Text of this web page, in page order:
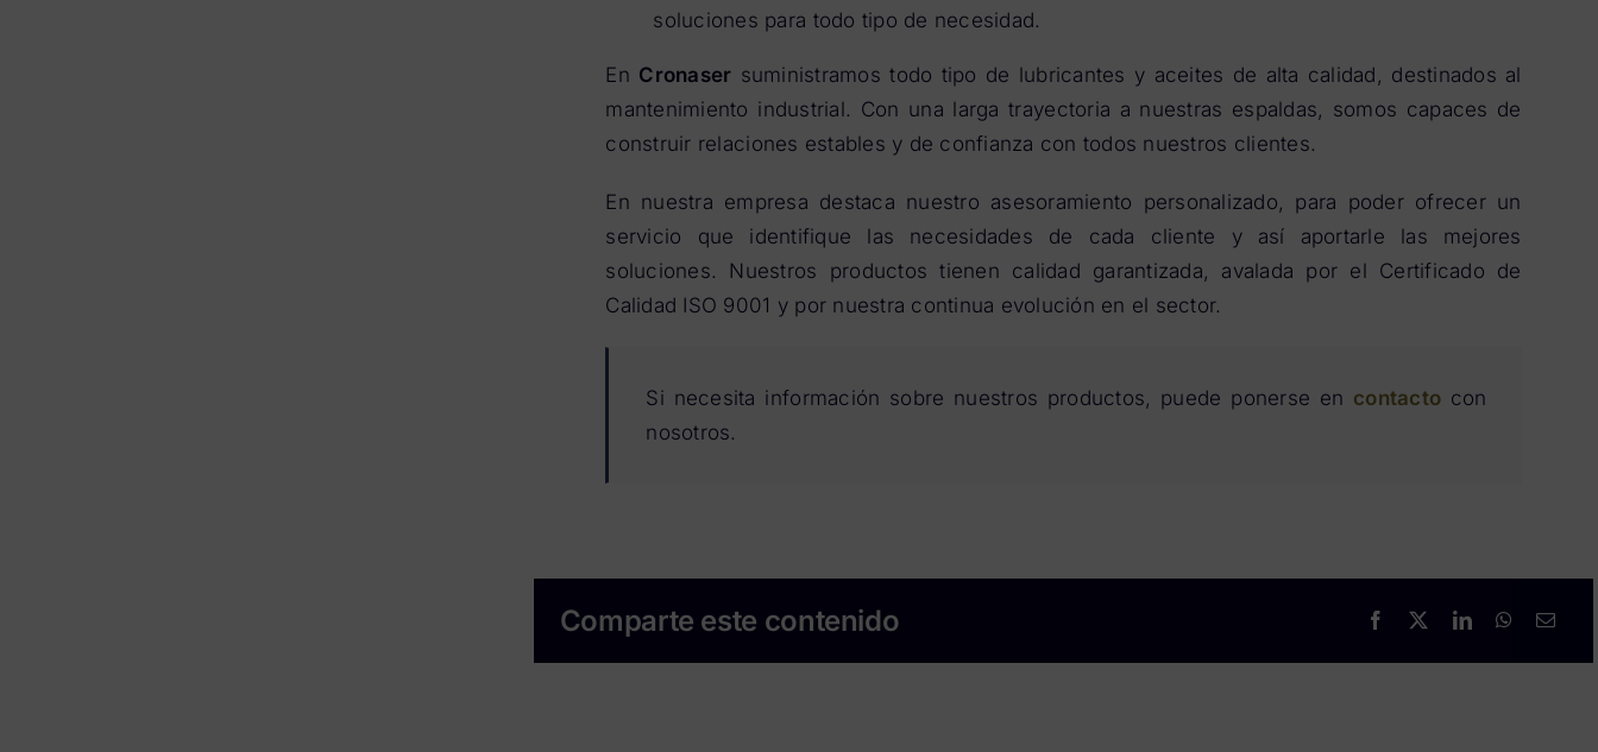
soluciones para todo tipo de necesidad.
En Cronaser suministramos todo tipo de lubricantes y aceites de alta calidad, destinados al
mantenimiento industrial. Con una larga trayectoria a nuestras espaldas, somos capaces de
construir relaciones estables y de confianza con todos nuestros clientes.
En nuestra empresa destaca nuestro asesoramiento personalizado, para poder ofrecer un
servicio que identifique las necesidades de cada cliente y así aportarle las mejores
soluciones. Nuestros productos tienen calidad garantizada, avalada por el Certificado de
Calidad ISO 9001 y por nuestra continua evolución en el sector.
Si necesita información sobre nuestros productos, puede ponerse en contacto con
nosotros.
Comparte este contenido